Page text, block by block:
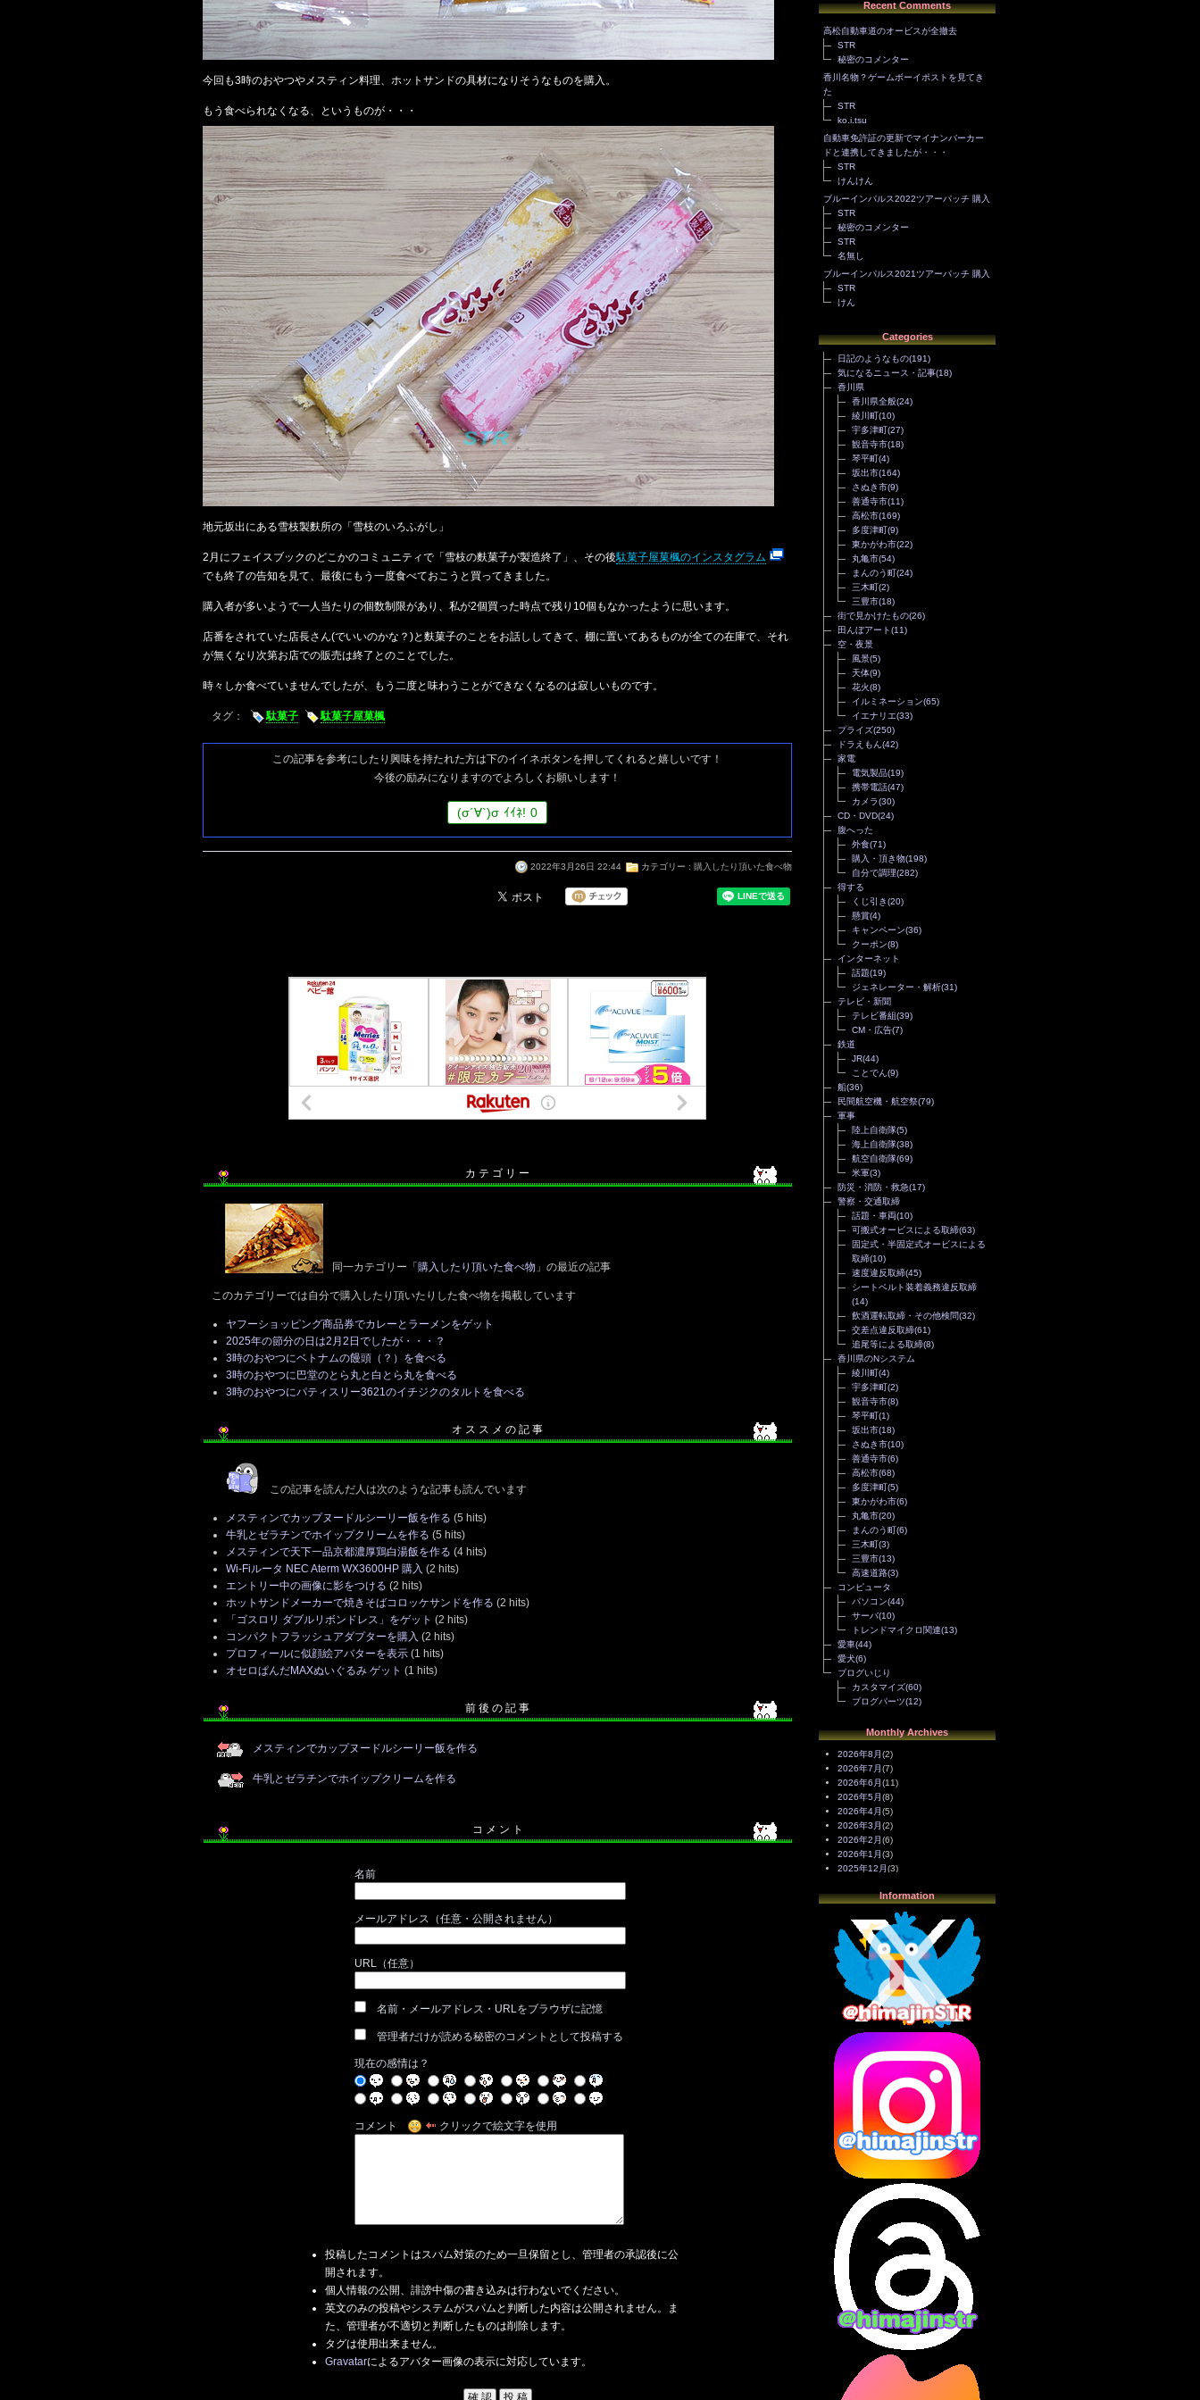
今回も3時のおやつやメスティン料理、ホットサンドの具材になりそうなものを購入。
もう食べられなくなる、というものが・・・
地元坂出にある雪枝製麩所の「雪枝のいろふがし」
2月にフェイスブックのどこかのコミュニティで「雪枝の麩菓子が製造終了」、その後駄菓子屋菓楓のインスタグラム
でも終了の告知を見て、最後にもう一度食べておこうと買ってきました。
購入者が多いようで一人当たりの個数制限があり、私が2個買った時点で残り10個もなかったように思います。
店番をされていた店長さん(でいいのかな？)と麩菓子のことをお話ししてきて、棚に置いてあるものが全ての在庫で、それ
が無くなり次第お店での販売は終了とのことでした。
時々しか食べていませんでしたが、もう二度と味わうことができなくなるのは寂しいものです。
タグ： 駄菓子 駄菓子屋菓楓
この記事を参考にしたり興味を持たれた方は下のイイネボタンを押してくれると嬉しいです！
今後の励みになりますのでよろしくお願いします！
(σ´∀`)σ ｲｲﾈ! 0
2022年3月26日 22:44 カテゴリー : 購入したり頂いた食べ物
カ テ ゴ リ ー
同一カテゴリー「 購入したり頂いた食べ物 」の最近の記事
このカテゴリーでは自分で購入したり頂いたりした食べ物を掲載しています
ヤフーショッピング商品券でカレーとラーメンをゲット
2025年の節分の日は2月2日でしたが・・・？
3時のおやつにベトナムの饅頭（？）を食べる
3時のおやつに巴堂のとら丸と白とら丸を食べる
3時のおやつにパティスリー3621のイチジクのタルトを食べる
オ ス ス メ の 記 事
この記事を読んだ人は次のような記事も読んでいます
メスティンでカップヌードルシーリー飯を作る (5 hits)
牛乳とゼラチンでホイップクリームを作る (5 hits)
メスティンで天下一品京都濃厚鶏白湯飯を作る (4 hits)
Wi-Fiルータ NEC Aterm WX3600HP 購入 (2 hits)
エントリー中の画像に影をつける (2 hits)
ホットサンドメーカーで焼きそばコロッケサンドを作る (2 hits)
「ゴスロリ ダブルリボンドレス」をゲット (2 hits)
コンパクトフラッシュアダプターを購入 (2 hits)
プロフィールに似顔絵アバターを表示 (1 hits)
オセロぱんだMAXぬいぐるみ ゲット (1 hits)
前 後 の 記 事
メスティンでカップヌードルシーリー飯を作る
牛乳とゼラチンでホイップクリームを作る
コ メ ン ト
名前
メールアドレス（任意・公開されません）
URL（任意）
名前・メールアドレス・URLをブラウザに記憶
管理者だけが読める秘密のコメントとして投稿する
現在の感情は？
コメント クリックで絵文字を使用
投稿したコメントはスパム対策のため一旦保留とし、管理者の承認後に公
開されます。
個人情報の公開、誹謗中傷の書き込みは行わないでください。
英文のみの投稿やシステムがスパムと判断した内容は公開されません。ま
た、管理者が不適切と判断したものは削除します。
タグは使用出来ません。
Gravatarによるアバター画像の表示に対応しています。
Recent Comments
高松自動車道のオービスが全撤去
STR
秘密のコメンター
香川名物？ゲームボーイポストを見てき
た
STR
ko.i.tsu
自動車免許証の更新でマイナンバーカー
ドと連携してきましたが・・・
STR
けんけん
ブルーインパルス2022ツアーパッチ 購入
STR
秘密のコメンター
STR
名無し
ブルーインパルス2021ツアーパッチ 購入
STR
けん
Categories
日記のようなもの(191)
気になるニュース・記事(18)
香川県
香川県全般(24)
綾川町(10)
宇多津町(27)
観音寺市(18)
琴平町(4)
坂出市(164)
さぬき市(9)
善通寺市(11)
高松市(169)
多度津町(9)
東かがわ市(22)
丸亀市(54)
まんのう町(24)
三木町(2)
三豊市(18)
街で見かけたもの(26)
田んぼアート(11)
空・夜景
風景(5)
天体(9)
花火(8)
イルミネーション(65)
イエナリエ(33)
プライズ(250)
ドラえもん(42)
家電
電気製品(19)
携帯電話(47)
カメラ(30)
CD・DVD(24)
腹へった
外食(71)
購入・頂き物(198)
自分で調理(282)
得する
くじ引き(20)
懸賞(4)
キャンペーン(36)
クーポン(8)
インターネット
話題(19)
ジェネレーター・解析(31)
テレビ・新聞
テレビ番組(39)
CM・広告(7)
鉄道
JR(44)
ことでん(9)
船(36)
民間航空機・航空祭(79)
軍事
陸上自衛隊(5)
海上自衛隊(38)
航空自衛隊(69)
米軍(3)
防災・消防・救急(17)
警察・交通取締
話題・車両(10)
可搬式オービスによる取締(63)
固定式・半固定式オービスによる
取締(10)
速度違反取締(45)
シートベルト装着義務違反取締
(14)
飲酒運転取締・その他検問(32)
交差点違反取締(61)
追尾等による取締(8)
香川県のNシステム
綾川町(4)
宇多津町(2)
観音寺市(8)
琴平町(1)
坂出市(18)
さぬき市(10)
善通寺市(6)
高松市(68)
多度津町(5)
東かがわ市(6)
丸亀市(20)
まんのう町(6)
三木町(3)
三豊市(13)
高速道路(3)
コンピュータ
パソコン(44)
サーバ(10)
トレンドマイクロ関連(13)
愛車(44)
愛犬(6)
ブログいじり
カスタマイズ(60)
ブログパーツ(12)
Monthly Archives
2026年8月(2)
2026年7月(7)
2026年6月(11)
2026年5月(8)
2026年4月(5)
2026年3月(2)
2026年2月(6)
2026年1月(3)
2025年12月(3)
2025年10月(3)
2025年8月 (3)
2025年7月(2)
2025年6月(1)
2025年5月
(7)
2025年4月(2)
2025年3月 (8)
2025年2月(10)
2025年1月
2024年12月
2024年11月(13)
2024年10月
2024年9月 (14)
2024年8月 (13)
2024年7月
(7)
2024年6月(10)
2024年5月(12)
2024年4月(15)
2024年3月
2024年1月
2023年12月
2023年11月 (4)
2023年10月
(3)
2023年9月
2023年8月(12)
2023年7月
(14)
2023年6月
2023年5月
(5)
2023年4月(6)
2023年3月
(3)
2023年1月
2022年12月
2022年11月
Information